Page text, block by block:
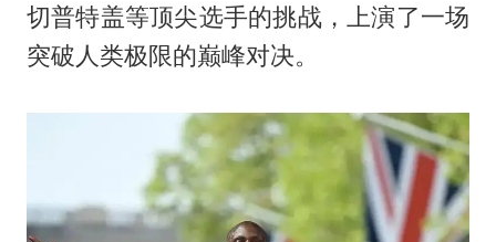
切普特盖等顶尖选手的挑战，上演了一场
突破人类极限的巅峰对决。